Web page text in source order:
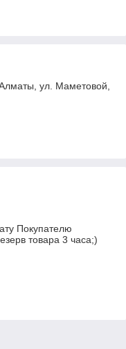
ул. Маметовой,
Покупателю
товара 3 часа;)